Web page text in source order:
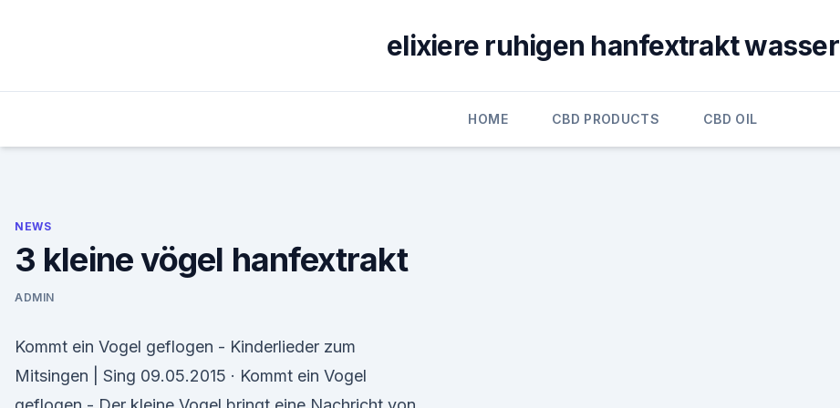
elixiere ruhigen hanfextrakt wasser
HOME CBD PRODUCTS CBD OIL
NEWS
3 kleine vögel hanfextrakt
ADMIN
Kommt ein Vogel geflogen - Kinderlieder zum
Mitsingen | Sing 09.05.2015 · Kommt ein Vogel